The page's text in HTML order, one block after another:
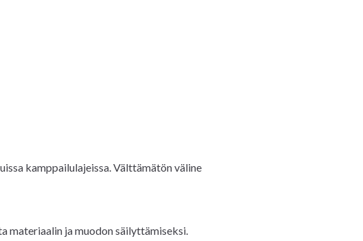
kamppailulajeissa. Välttämätön väline
materiaalin ja muodon säilyttämiseksi.